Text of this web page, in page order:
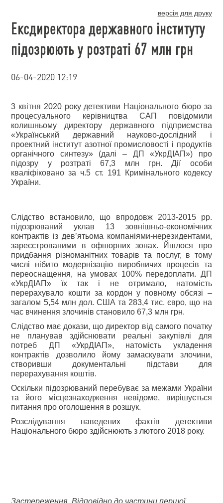
версія для друку
Ексдиректора державного інституту
підозрюють у розтраті 67 млн грн
06-04-2020 12:19
3 квітня 2020 року детективи Національного бюро за
процесуального керівництва САП повідомили
колишньому директору державного підприємства
«Український державний науково-дослідний і
проектний інститут азотної промисловості і продуктів
органічного синтезу» (далі – ДП «УкрДІАП») про
підозру у розтраті 67,3 млн грн. Дії особи
кваліфіковано за ч.5 ст. 191 Кримінального кодексу
України.
Слідство встановило, що впродовж 2013-2015 рр.
підозрюваний уклав 13 зовнішньо-економічних
контрактів із дев’ятьома компаніями-нерезидентами,
зареєстрованими в офшорних зонах. Йшлося про
придбання різноманітних товарів та послуг, в тому
числі нібито модернізацію виробничих процесів та
переоснащення, на умовах 100% передоплати. ДП
«УкрДІАП» їх так і не отримало, натомість
перерахувало кошти за кордон у повному обсязі –
загалом 5,54 млн дол. США та 283,4 тис. євро, що на
час вчинення злочинів становило 67,3 млн грн.
Слідство має докази, що директор від самого початку
не планував здійснювати реальні закупівлі для
потреб ДП «УкрДІАП», натомість укладення
контрактів дозволило йому замаскувати злочини,
створивши документальні підстави для
перерахування коштів.
Оскільки підозрюваний перебуває за межами України
та його місцезнаходження невідоме, вирішується
питання про оголошення в розшук.
Розслідування наведених фактів детективи
Національного бюро здійснюють з лютого 2018 року.
Застереження. Відповідно до частини першої